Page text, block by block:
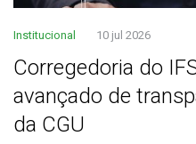
Institucional 10 jul 2026
Corregedoria do
avançado de
da CGU